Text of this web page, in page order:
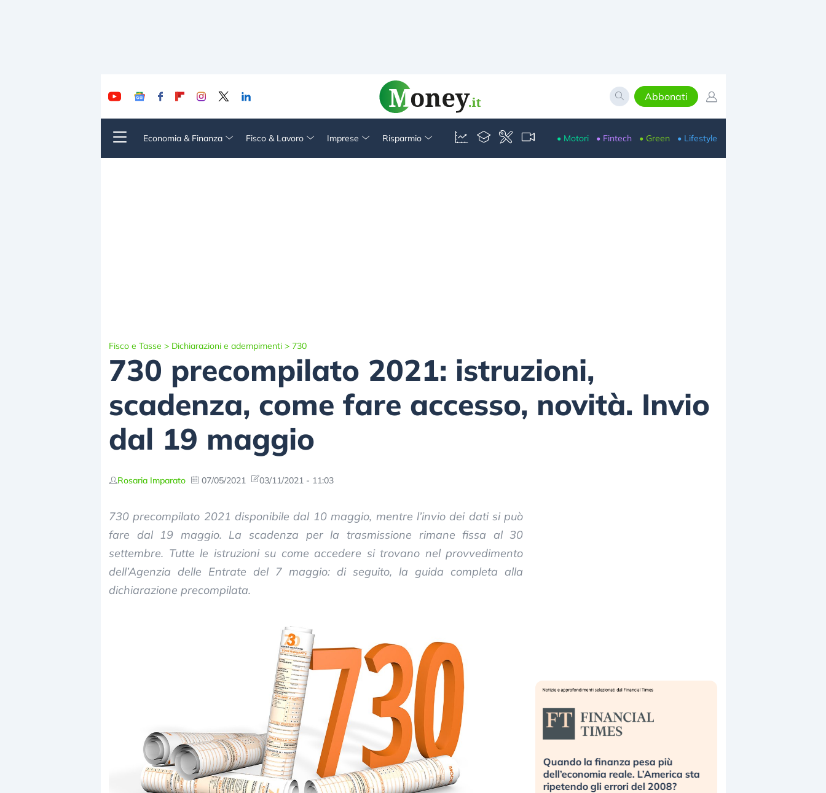
Abbonati
Economia & Finanza Fisco & Lavoro Imprese Risparmio • Motori • Fintech • Green • Lifestyle
Fisco e Tasse > Dichiarazioni e adempimenti > 730
730 precompilato 2021: istruzioni,
scadenza, come fare accesso, novità. Invio
dal 19 maggio
Rosaria Imparato 07/05/2021 03/11/2021 - 11:03
730 precompilato 2021 disponibile dal 10 maggio, mentre l’invio dei dati si può
fare dal 19 maggio. La scadenza per la trasmissione rimane fissa al 30
settembre. Tutte le istruzioni su come accedere si trovano nel provvedimento
dell’Agenzia delle Entrate del 7 maggio: di seguito, la guida completa alla
dichiarazione precompilata.
Dalle valutazioni estreme alla
correzione. Cosa sta guidando il
repricing degli asset?
«La mia vita è rovinata». Investitori
in preda al panico dopo lo scoppio
della bolla AI
Quando la finanza pesa più
dell’economia reale. L’America sta
ripetendo gli errori del 2008?